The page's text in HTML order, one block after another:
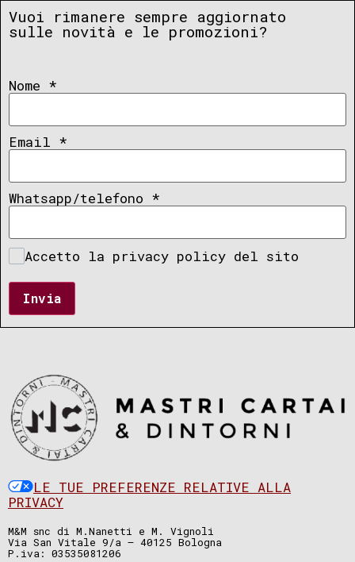
Vuoi rimanere sempre aggiornato
sulle novità e le promozioni?
Nome *
Email *
Whatsapp/telefono *
Accetto la privacy policy del sito
Invia
LE TUE PREFERENZE RELATIVE ALLA
PRIVACY
M&M snc di M.Nanetti e M. Vignoli
Via San Vitale 9/a – 40125 Bologna
P.iva: 03535081206